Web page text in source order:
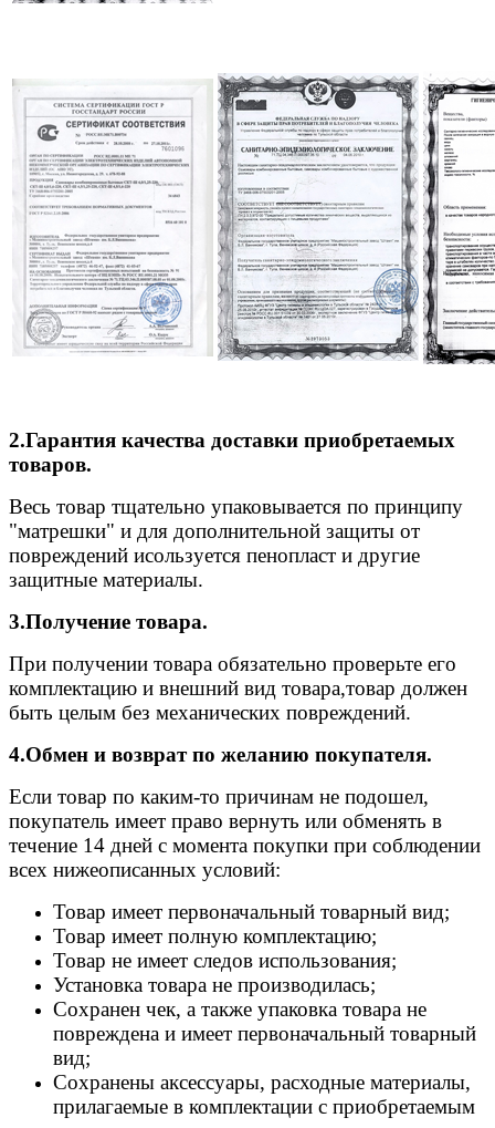
2.Гарантия качества доставки приобретаемых
товаров.
Весь товар тщательно упаковывается по принципу
"матрешки" и для дополнительной защиты от
повреждений исользуется пенопласт и другие
защитные материалы.
3.Получение товара.
При получении товара обязательно проверьте его
комплектацию и внешний вид товара,товар должен
быть целым без механических повреждений.
4.Обмен и возврат по желанию покупателя.
Если товар по каким-то причинам не подошел,
покупатель имеет право вернуть или обменять в
течение 14 дней с момента покупки при соблюдении
всех нижеописанных условий:
Товар имеет первоначальный товарный вид;
Товар имеет полную комплектацию;
Товар не имеет следов использования;
Установка товара не производилась;
Сохранен чек, а также упаковка товара не
повреждена и имеет первоначальный товарный
вид;
Сохранены аксессуары, расходные материалы,
прилагаемые в комплектации с приобретаемым